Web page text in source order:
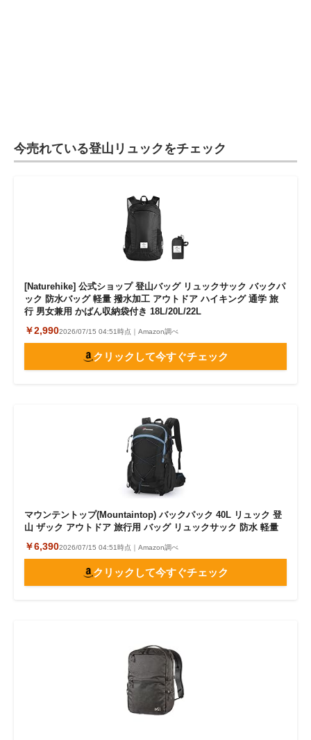
今売れている登山リュックをチェック
[Naturehike] 公式ショップ 登山バッグ リュックサック バックパ
ック 防水バッグ 軽量 撥水加工 アウトドア ハイキング 通学 旅
行 男女兼用 かばん収納袋付き 18L/20L/22L
￥2,9902026/07/15 04:51時点｜Amazon調べ
クリックして今すぐチェック
マウンテントップ(Mountaintop) バックパック 40L リュック 登
山 ザック アウトドア 旅行用 バッグ リュックサック 防水 軽量
￥6,3902026/07/15 04:51時点｜Amazon調べ
クリックして今すぐチェック